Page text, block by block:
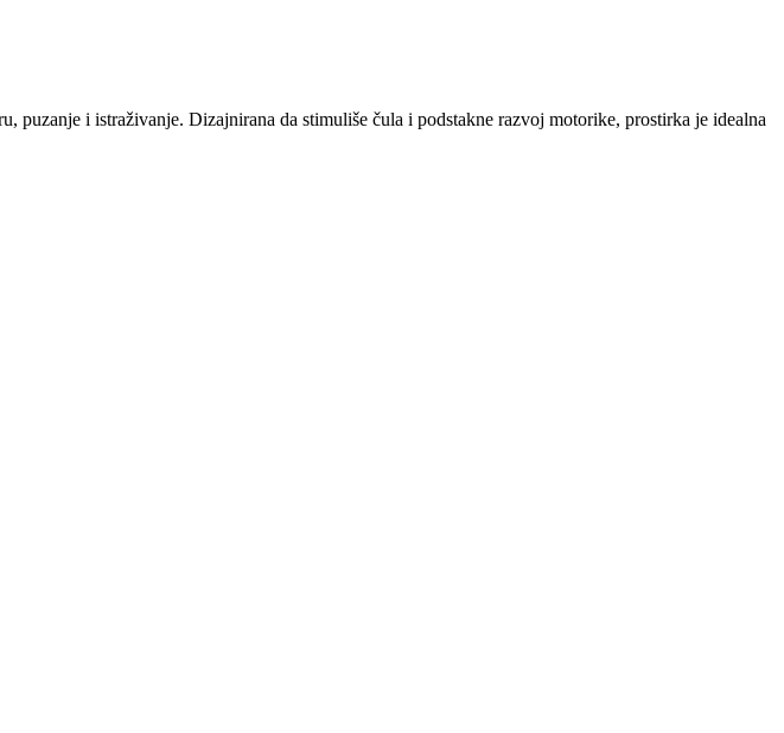
puzanje i istraživanje. Dizajnirana da stimuliše čula i podstakne razvoj motorike, prostirka je idealna